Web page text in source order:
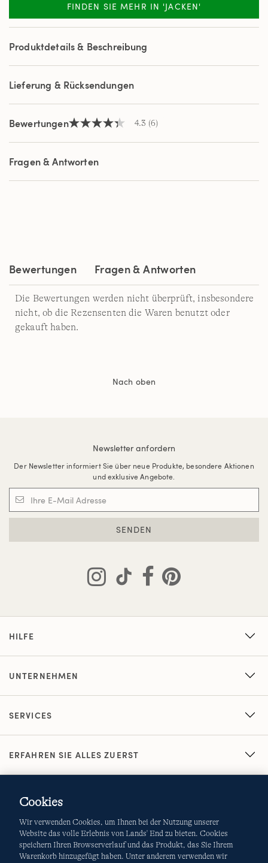
Reviews.
Link
derselben
FINDEN SIE MEHR IN 'JACKEN'
Produktdetails & Beschreibung
Lieferung & Rücksendungen
Bewertungen4.3
5
Sternen,
Durchschnittswert
Bewertung.
4.3 (6)
Fragen & Antworten
Bewertungen Fragen & Antworten
Die Bewertungen werden nicht überprüft, insbesondere
nicht, ob die Rezensenten die Waren benutzt oder
gekauft haben.
Nach oben
Newsletter anfordern
Der Newsletter informiert Sie über neue Produkte, besondere Aktionen
und exklusive Angebote.
SENDEN
HILFE
UNTERNEHMEN
SERVICES
ERFAHREN SIE ALLES ZUERST
AGB Datenschutz & Sicherheit
Cookies
Wir verwenden Cookies, um Ihnen bei der Nutzung unserer
Website das volle Erlebnis von Lands' End zu bieten. Cookies
speichern Ihren Browserverlauf und das Produkt, das Sie Ihrem
Warenkorb hinzugefügt haben. Unter anderem verwenden wir